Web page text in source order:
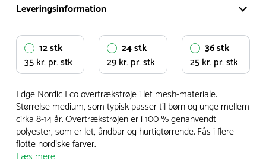
Leveringsinformation
Vi har et stort og effektivt lager på ca. 6.000 kvadratmeter
med mere end 5.000 forskellige produkter på hylderne til
omgående levering.
- Leveringstiden på lagervarer er i Danmark normalt 1-3
hverdage
- Leveringstiden på specialvarer og bestillingsvarer oplyses
ved bestilling
12 stk
35 kr. pr. stk
24 stk
29 kr. pr. stk
36 stk
25 kr. pr. stk
Edge Nordic Eco overtrækstrøje i let mesh-materiale.
Størrelse medium, som typisk passer til børn og unge mellem
cirka 8-14 år. Overtrækstrøjen er i 100 % genanvendt
polyester, som er let, åndbar og hurtigtørrende. Fås i flere
flotte nordiske farver.
Læs mere